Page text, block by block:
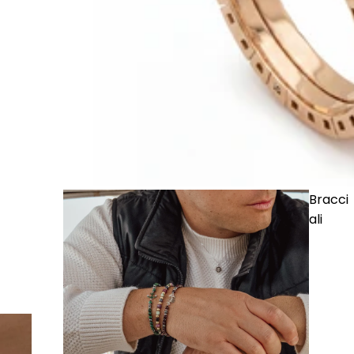
Bracci
ali
· Anello Serpente 02 in Oro e